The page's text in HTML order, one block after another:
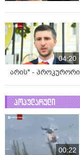
04:20
არის" - პროკურორი
პოპულარული
00:22